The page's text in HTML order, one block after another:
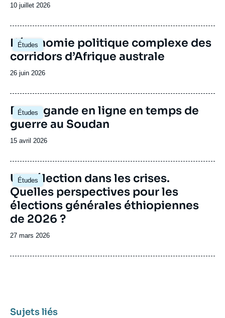
politiques de différents pays d’Afrique
Date
publication
10 juillet 2026
Études
Image
principale
L’économie politique complexe des
corridors d’Afrique australe
Date
publication
26 juin 2026
Études
Image
principale
Propagande en ligne en temps de
guerre au Soudan
Date
publication
15 avril 2026
Études
Image
principale
Une élection dans les crises.
Quelles perspectives pour les
élections générales éthiopiennes
de 2026 ?
Date
publication
27 mars 2026
Sujets liés